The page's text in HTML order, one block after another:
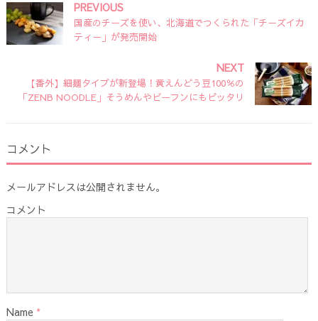
PREVIOUS
国産のチーズを使い、北海道でつくられた「チーズイカ
ティー」が発売開始
NEXT
【番外】細麺タイプが新登場！黄えんどう豆100％の
「ZENB NOODLE」そうめんやビーフンにもピッタリ
コメント
メールアドレスは公開されません。
コメント
Name *